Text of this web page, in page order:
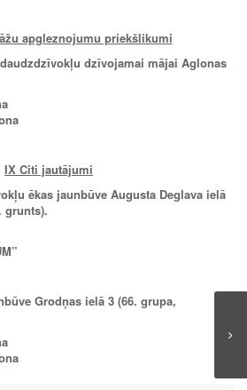
apgleznojumu priekšlikumi
dzīvojamai mājai Aglonas
IX Citi jautājumi
ēkas jaunbūve Augusta Deglava ielā
grunts).
Grodņas ielā 3 (66. grupa,